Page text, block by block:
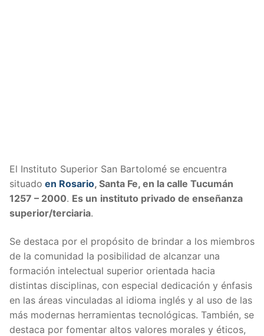
El Instituto Superior San Bartolomé se encuentra
situado en Rosario, Santa Fe, en la calle Tucumán
1257 – 2000. Es un instituto privado de enseñanza
superior/terciaria.
Se destaca por el propósito de brindar a los miembros
de la comunidad la posibilidad de alcanzar una
formación intelectual superior orientada hacia
distintas disciplinas, con especial dedicación y énfasis
en las áreas vinculadas al idioma inglés y al uso de las
más modernas herramientas tecnológicas. También, se
destaca por fomentar altos valores morales y éticos,